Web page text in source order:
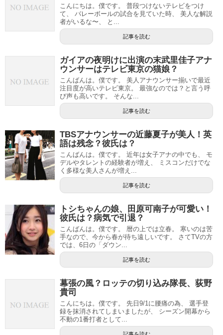
こんにちは。僕です。 普段つけないテレビをつけ
て、 バレーボールの試合を見ていた時、 美人な解説
者がいるな〜、 と...
記事を読む
ガイアの夜明けに出演の末武里佳子アナ
ウンサーはテレビ東京の猫娘？
こんばんは。僕です。 美人アナウンサー揃いで最近
注目度が高いテレビ東京。 最強なのでは？と言う呼
び声も高いです。 そんな...
記事を読む
TBSアナウンサーの近藤夏子が美人！英
語は残念？彼氏は？
こんばんは。僕です。 近年は女子アナの中でも、 モ
デルやタレントの経験者が増え、 ミスコンだけでな
く多様な美人さんが増え...
記事を読む
トシちゃんの娘、田原可南子が可愛い！
彼氏は？病気で引退？
こんばんは。僕です。 暦の上では立春。 寒いのは苦
手なので、今から春が待ち遠しいです。 さてTVの方
では、6日の「ダウン...
記事を読む
幕張の風？ロッテの切り込み隊長、荻野
貴司
こんにちは。僕です。 先日9/1に腰痛の為、 選手登
録を抹消されてしまいましたが、 シーズン開幕から
不動の1番打者として...